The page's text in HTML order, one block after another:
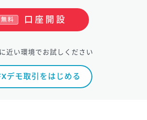
口座開設
無料
近い環境でお試しください
デモ取引をはじめる